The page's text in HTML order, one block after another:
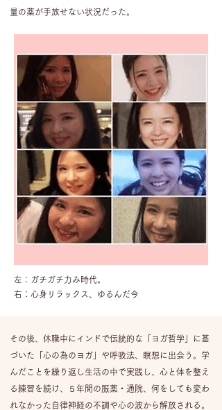
量の薬が手放せない状況だった。
左：ガチガチ力み時代。
​右：心身リラックス、ゆるんだ今
その後、休職中にインドで伝統的な「ヨガ哲学」に基
づいた「心の為のヨガ」や呼吸法、瞑想に出会う。 学
んだことを繰り返し生活の中で実践し、心と体を整え
る練習を続け、
５年間の服薬・通院、何をしても変わ
れなかった自律神経の不調や心の波から解放される。